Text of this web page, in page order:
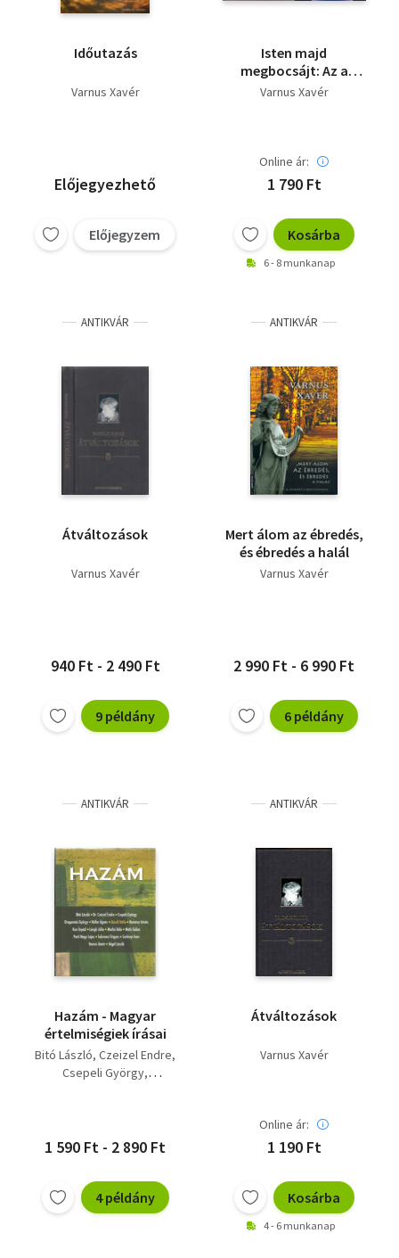
Időutazás
Varnus Xavér
Előjegyezhető
Előjegyzem
Isten majd
megbocsájt: Az a
mestersége + Varnus -
Varnus Xavér
Online ár:
1 790 Ft
Kosárba
6 - 8 munkanap
ANTIKVÁR
Átváltozások
Varnus Xavér
940 Ft - 2 490 Ft
9 példány
ANTIKVÁR
Mert álom az ébredés,
és ébredés a halál
Varnus Xavér
2 990 Ft - 6 990 Ft
6 példány
ANTIKVÁR
Hazám - Magyar
értelmiségiek írásai
Bitó László Czeizel Endre
Csepeli György
József Attila
Lángh Júlia Markó Béla
Máté Gábor
Parti Nagy Lajos
1 590 Ft - 2 890 Ft
4 példány
ANTIKVÁR
Átváltozások
Varnus Xavér
Online ár:
1 190 Ft
Kosárba
4 - 6 munkanap